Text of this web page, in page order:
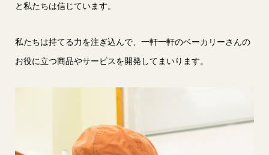
と私たちは信じています。
私たちは持てる力を注ぎ込んで、一軒一軒のベーカリーさんの
お役に立つ商品やサービスを開発してまいります。